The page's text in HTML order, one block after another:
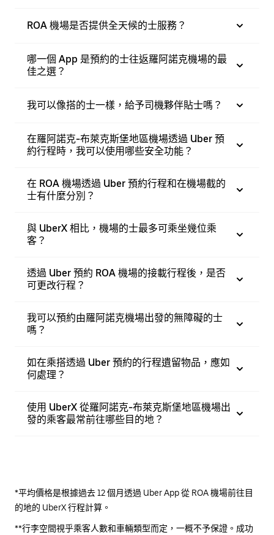
ROA 機場是否提供全天候的士服務？
哪一個 App 是預約的士往返羅阿諾克機場的最
佳之選？
我可以像搭的士一樣，給予司機夥伴貼士嗎？
在羅阿諾克-布萊克斯堡地區機場透過 Uber 預
約行程時，我可以使用哪些安全功能？
在 ROA 機場透過 Uber 預約行程和在機場截的
士有什麼分別？
與 UberX 相比，機場的士最多可乘坐幾位乘
客？
透過 Uber 預約 ROA 機場的接載行程後，是否
可更改行程？
我可以預約由羅阿諾克機場出發的無障礙的士
嗎？
如在乘搭透過 Uber 預約的行程遺留物品，應如
何處理？
使用 UberX 從羅阿諾克-布萊克斯堡地區機場出
發的乘客最常前往哪些目的地？
*平均價格是根據過去 12 個月透過 Uber App 從 ROA 機場前往目
的地的 UberX 行程計算。
**行李空間視乎乘客人數和車輛類型而定，一概不予保證。成功